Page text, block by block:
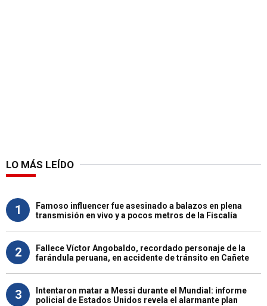
LO MÁS LEÍDO
1
Famoso influencer fue asesinado a balazos en plena
transmisión en vivo y a pocos metros de la Fiscalía
2
Fallece Víctor Angobaldo, recordado personaje de la
farándula peruana, en accidente de tránsito en Cañete
3
Intentaron matar a Messi durante el Mundial: informe
policial de Estados Unidos revela el alarmante plan